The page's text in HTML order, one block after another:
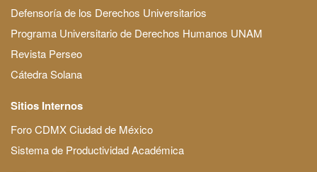
Defensoría de los Derechos Universitarios
Programa Universitario de Derechos Humanos UNAM
Revista Perseo
Cátedra Solana
Sitios Internos
Foro CDMX Ciudad de México
Sistema de Productividad Académica